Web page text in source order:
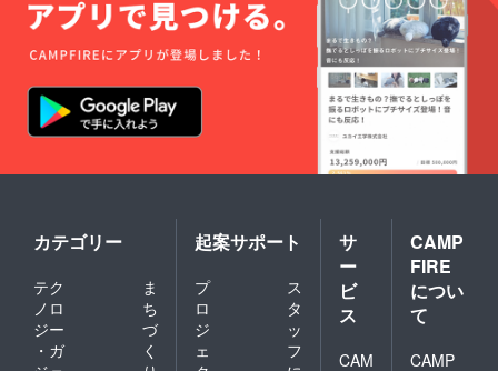
カテゴリー
テク
ノロ
ジー
・ガ
ま
ち
づ
く
起案サポート
プ
ロ
ジ
ェ
ス
タ
ッ
フ
サ
ー
ビ
ス
CAM
CAMP
FIRE
につい
て
CAMP